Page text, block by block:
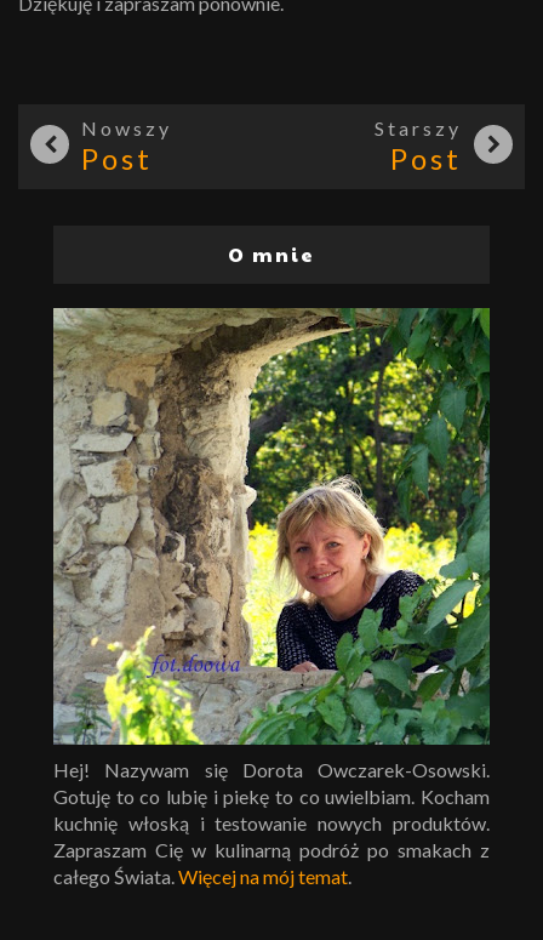
Nowszy
Post
Starszy
Post
O mnie
Hej! Nazywam się Dorota Owczarek-Osowski.
Gotuję to co lubię i piekę to co uwielbiam. Kocham
kuchnię włoską i testowanie nowych produktów.
Zapraszam Cię w kulinarną podróż po smakach z
całego Świata. Więcej na mój temat